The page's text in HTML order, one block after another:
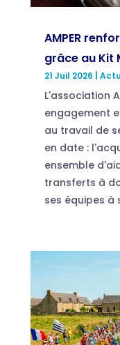
AMPER
grâce au Kit
21 Juil 2026
L'association
engagement
au travail de
en date :
ensemble
transferts à
ses équipes à